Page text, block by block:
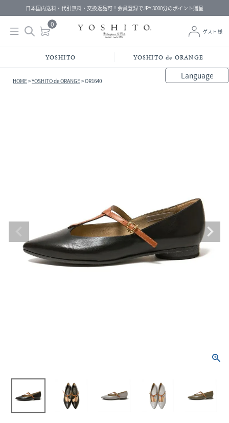
日本国内送料・代引無料・交換返品可！会員登録でJPY 3000分のポイント贈呈
0
ゲスト 様
YOSHITO YOSHITO de ORANGE
Language
HOME YOSHITO de ORANGE OR1640